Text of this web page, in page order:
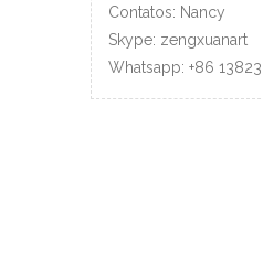
Contatos: Nancy
Skype: zengxuanart
Whatsapp: +86